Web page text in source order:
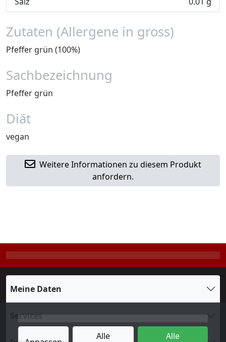
Zutaten (Allergene in gross)
Pfeffer grün (100%)
Sachbezeichnung
Pfeffer grün
Diät
vegan
Weitere Informationen zu diesem Produkt
anfordern.
Meine Daten
Services
Alle Alle